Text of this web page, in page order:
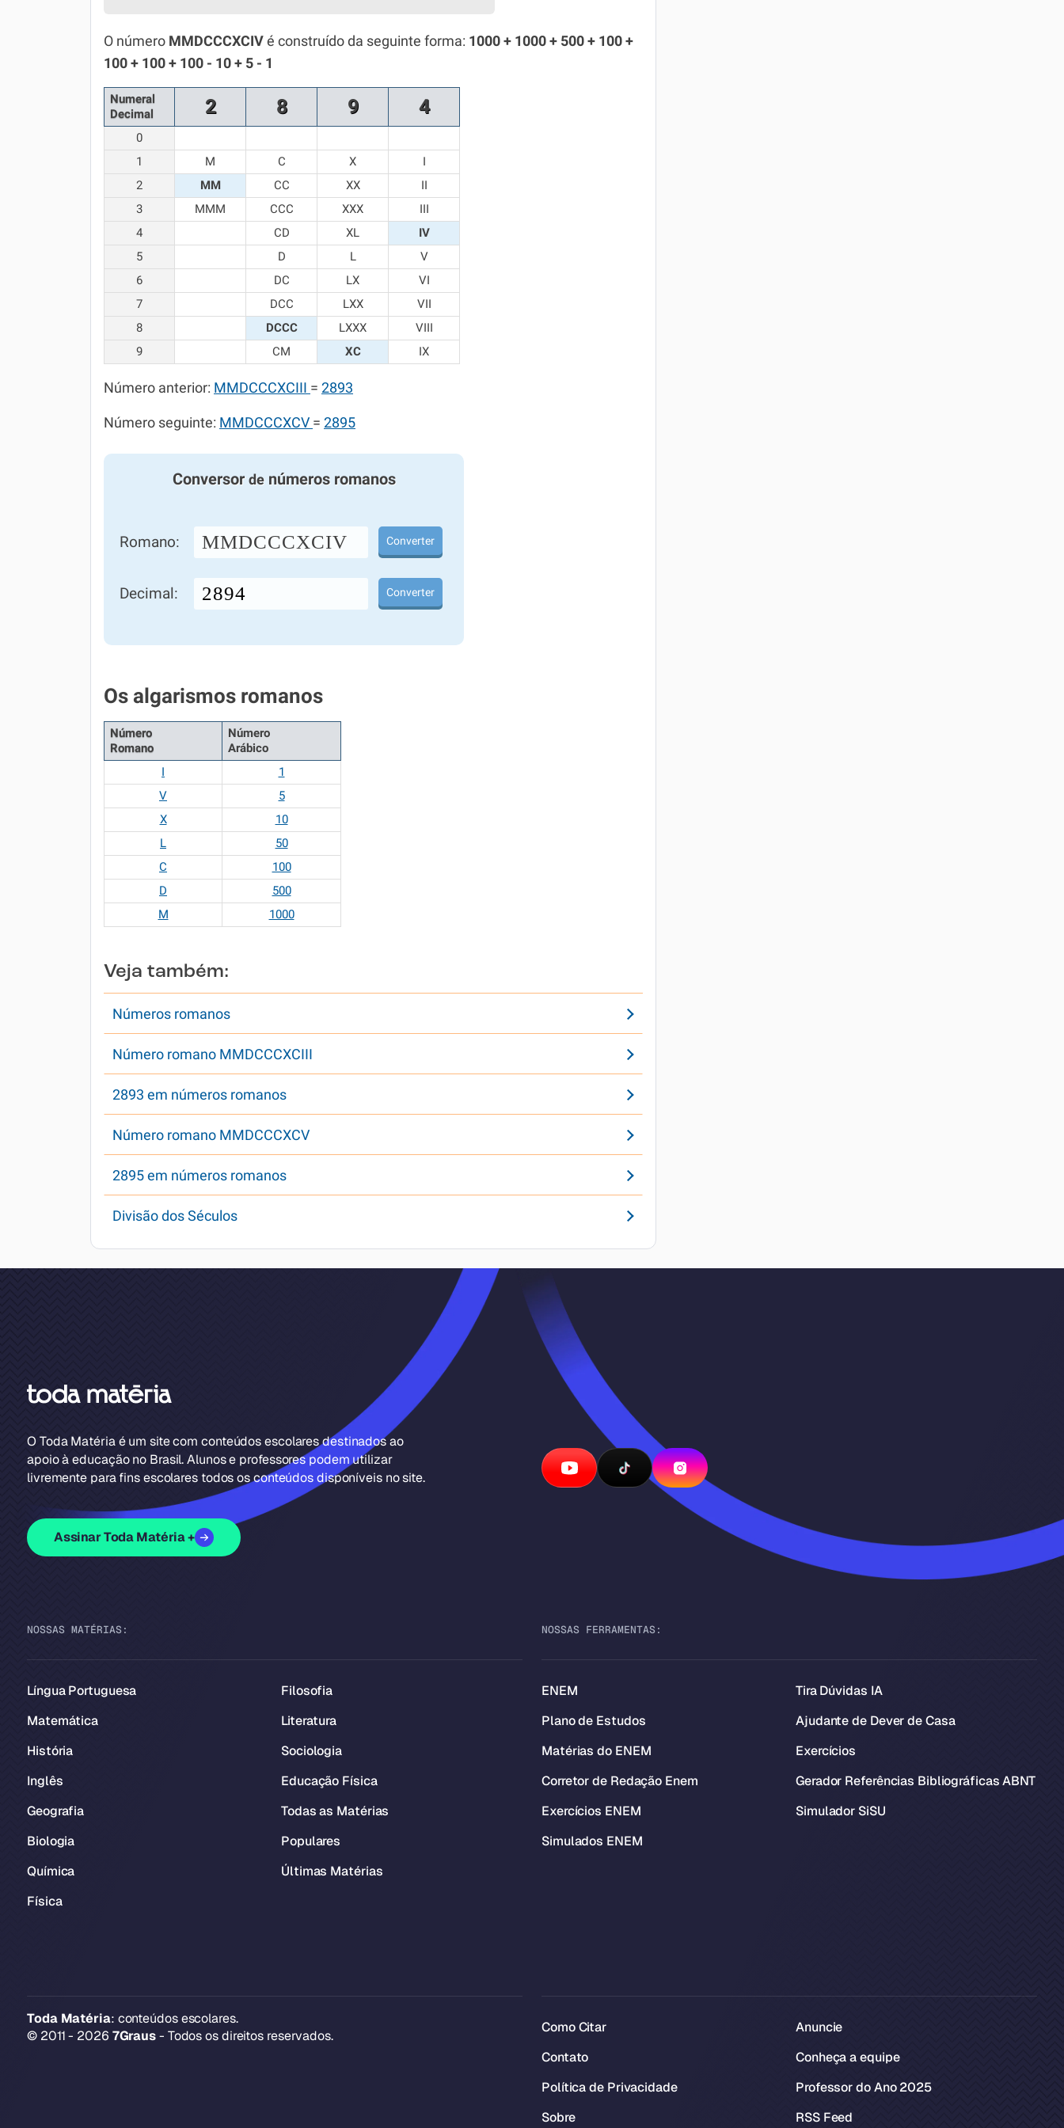
Química
Todos os Exercícios
O número MMDCCCXCIV é construído da seguinte forma: 1000 + 1000 + 500 + 100 +
100 + 100 + 100 - 10 + 5 - 1
Numeral
Decimal
2 8 9 4
0
1
M C X
I
2
MM CC XX
II
3
MMM CCC XXX
III
4
CD XL
IV
5
D L
V
6
DC LX
VI
7
DCC LXX
VII
8
DCCC LXXX
VIII
9
CM XC IX
Número anterior: MMDCCCXCIII = 2893
Número seguinte: MMDCCCXCV = 2895
Conversor denúmeros romanos
Romano: MMDCCCXCIV Converter
Decimal: Converter
Os algarismos romanos
Número
Romano
Número
Arábico
I
1
V
5
X
10
L
50
C
100
D
500
M
1000
Veja também:
Números romanos
Número romano MMDCCCXCIII
2893 em números romanos
Número romano MMDCCCXCV
2895 em números romanos
Divisão dos Séculos
O Toda Matéria é um site com conteúdos escolares destinados ao
apoio à educação no Brasil. Alunos e professores podem utilizar
livremente para fins escolares todos os conteúdos disponíveis no site.
Assinar Toda Matéria +
NOSSAS MATÉRIAS:
Língua Portuguesa
Matemática
História
Inglês
Geografia
Biologia
Química
Física
Filosofia
Literatura
Sociologia
Educação Física
Todas as Matérias
Populares
Últimas Matérias
NOSSAS FERRAMENTAS:
ENEM
Plano de Estudos
Matérias do ENEM
Corretor de Redação Enem
Exercícios ENEM
Simulados ENEM
Tira Dúvidas IA
Ajudante de Dever de Casa
Exercícios
Gerador Referências Bibliográficas ABNT
Simulador SiSU
Toda Matéria: conteúdos escolares.
© 2011 - 2026 7Graus- Todos os direitos reservados.
Como Citar
Contato
Política de Privacidade
Sobre
Anuncie
Conheça a equipe
Professor do Ano 2025
RSS Feed